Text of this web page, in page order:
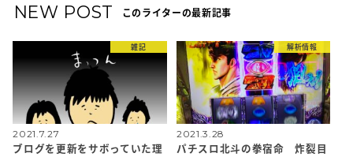
NEW POST このライターの最新記事
雑記
2021.7.27
ブログを更新をサボっていた理
解析情報
2021.3.28
パチスロ北斗の拳宿命 炸裂目